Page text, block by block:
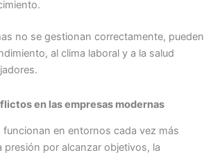
no se gestionan correctamente, pueden
al clima laboral y a la salud
en las empresas modernas
funcionan en entornos cada vez más
presión por alcanzar objetivos, la